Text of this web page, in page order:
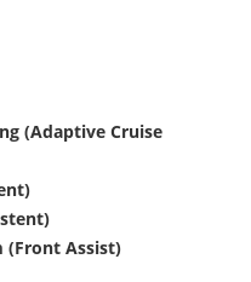
(Adaptive Cruise
(Front Assist)